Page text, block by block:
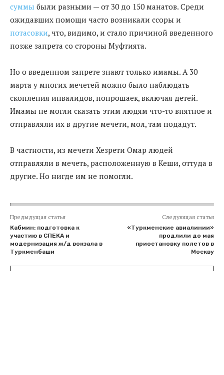
суммы были разными — от 30 до 150 манатов. Среди
ожидавших помощи часто возникали ссоры и
потасовки, что, видимо, и стало причиной введенного
позже запрета со стороны Муфтията.
Но о введенном запрете знают только имамы. А 30
марта у многих мечетей можно было наблюдать
скопления инвалидов, попрошаек, включая детей.
Имамы не могли сказать этим людям что-то внятное и
отправляли их в другие мечети, мол, там подадут.
В частности, из мечети Хезрети Омар людей
отправляли в мечеть, расположенную в Кеши, оттуда в
другие. Но нигде им не помогли.
Предыдущая статья
Кабмин: подготовка к
участию в СПЕКА и
модернизация ж/д вокзала в
Туркменбаши
Следующая статья
«Туркменские авиалинии»
продлили до мая
приостановку полетов в
Москву